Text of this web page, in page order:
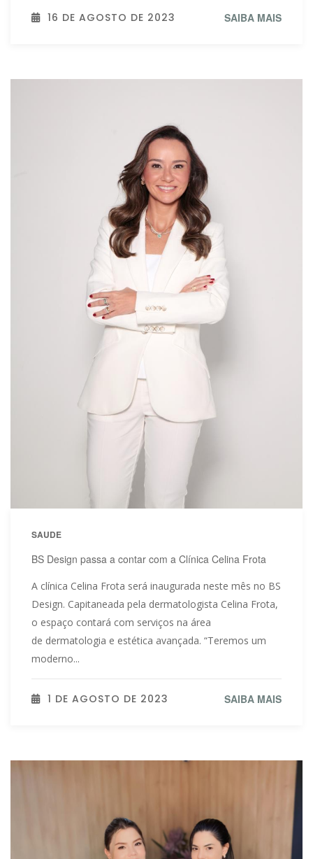
16 DE AGOSTO DE 2023 SAIBA MAIS
SAUDE
BS Design passa a contar com a Clínica Celina Frota
A clínica Celina Frota será inaugurada neste mês no BS
Design. Capitaneada pela dermatologista Celina Frota,
o espaço contará com serviços na área
de dermatologia e estética avançada. “Teremos um
moderno...
1 DE AGOSTO DE 2023 SAIBA MAIS